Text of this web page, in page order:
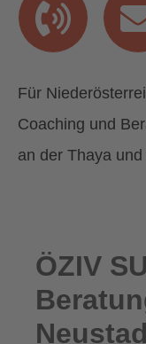
Für
Coaching und
an der Thaya
ÖZIV